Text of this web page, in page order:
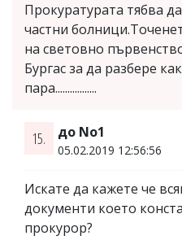
Прокуратурата тябва
частни
на световно
Бургас за да разбере
пара.................
15. до No1
05.02.2019 12:56:56
Искате да кажете че
документи което
прокурор?